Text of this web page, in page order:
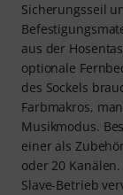
Sicherungsseil
aus der
optionale
des Sockels
Farbmakros,
Musikmodus.
einer als
oder 20
Slave-Betrieb